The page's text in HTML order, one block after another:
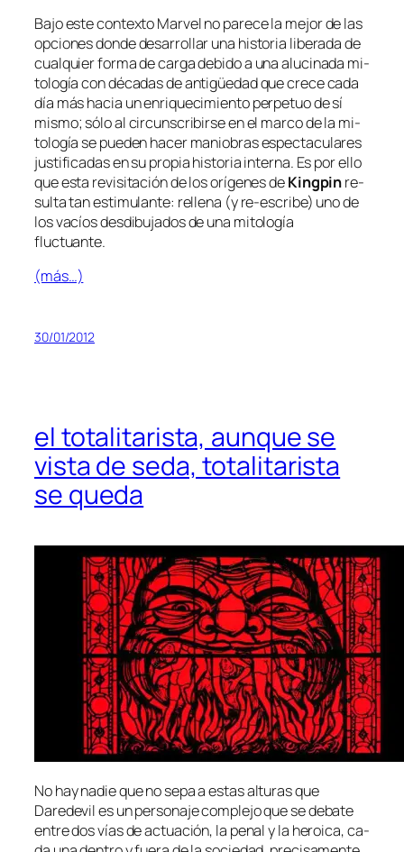
Bajo es­te con­tex­toMarvelno pa­re­ce la me­jor de las
op­cio­nes don­de de­sa­rro­llar una his­to­ria li­be­ra­da de
cual­quier for­ma de car­ga de­bi­do a una alu­ci­na­da mi­
to­lo­gía con dé­ca­das de an­ti­güe­dad que cre­ce ca­da
día más ha­cia un en­ri­que­ci­mien­to per­pe­tuo de sí
mis­mo; só­lo al cir­cuns­cri­bir­se en el mar­co de la mi­
to­lo­gía se pue­den ha­cer ma­nio­bras es­pec­ta­cu­la­res
jus­ti­fi­ca­das en su pro­pia his­to­ria in­ter­na. Es por ello
que es­ta re­vi­si­ta­ción de los orí­ge­nes deKingpinre­
sul­ta tan es­ti­mu­lan­te: re­lle­na (y re-escribe) uno de
los va­cíos des­di­bu­ja­dos de una mi­to­lo­gía
fluctuante.
(más…)
30/01/2012
el totalitarista, aunque se
vista de seda, totalitarista
se queda
No hay na­die que no se­pa a es­tas al­tu­ras que
Daredevil es un per­so­na­je com­ple­jo que se de­ba­te
en­tre dos vías de ac­tua­ción, la pe­nal y la he­roi­ca, ca­